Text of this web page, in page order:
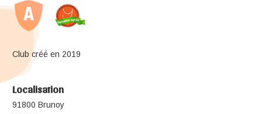
Club créé en 2019
Localisation
91800 Brunoy